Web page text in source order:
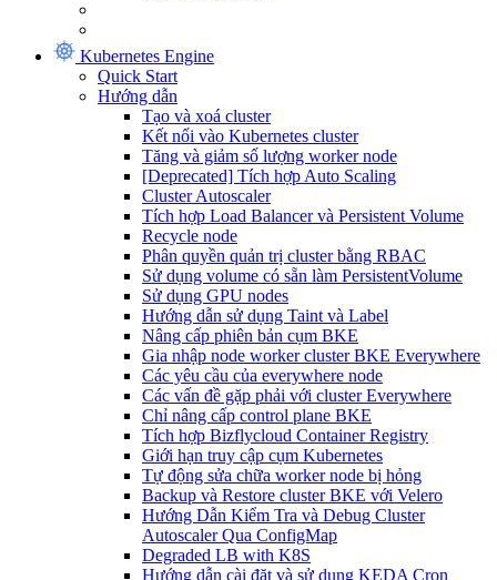
Kubernetes Engine
Quick Start
Hướng dẫn
Tạo và xoá cluster
Kết nối vào Kubernetes cluster
Tăng và giảm số lượng worker node
[Deprecated] Tích hợp Auto Scaling
Cluster Autoscaler
Tích hợp Load Balancer và Persistent Volume
Recycle node
Phân quyền quản trị cluster bằng RBAC
Sử dụng volume có sẵn làm PersistentVolume
Sử dụng GPU nodes
Hướng dẫn sử dụng Taint và Label
Nâng cấp phiên bản cụm BKE
Gia nhập node worker cluster BKE Everywhere
Các yêu cầu của everywhere node
Các vấn đề gặp phải với cluster Everywhere
Chỉ nâng cấp control plane BKE
Tích hợp Bizflycloud Container Registry
Giới hạn truy cập cụm Kubernetes
Tự động sửa chữa worker node bị hỏng
Backup và Restore cluster BKE với Velero
Hướng Dẫn Kiểm Tra và Debug Cluster
Autoscaler Qua ConfigMap
Degraded LB with K8S
Hướng dẫn cài đặt và sử dụng KEDA Cron